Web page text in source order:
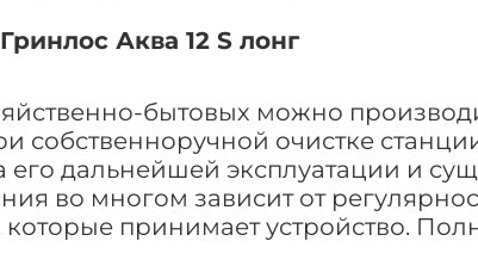
Аква 12 S лонг
бытовых можно
собственноручной очистке
его дальнейшей эксплуатации и
во многом зависит от
принимает устройство.